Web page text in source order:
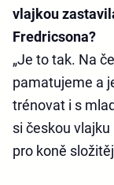
vlajkou
Fredricsona?
„Je to tak. Na
pamatujeme a
trénovat i s
si českou
pro koně